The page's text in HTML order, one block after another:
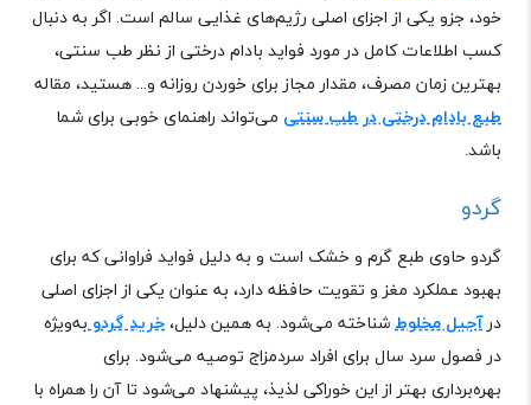
خود، جزو یکی از اجزای اصلی رژیم‌های غذایی سالم است. اگر به دنبال
کسب اطلاعات کامل در مورد فواید بادام درختی از نظر طب سنتی،
بهترین زمان مصرف، مقدار مجاز برای خوردن روزانه و... هستید، مقاله‌
طبع بادام درختی در طب سنتی می‌تواند راهنمای خوبی برای شما
باشد.
گردو
گردو حاوی طبع گرم و خشک است و به دلیل فواید فراوانی که برای
بهبود عملکرد مغز و تقویت حافظه دارد، به عنوان یکی از اجزای اصلی
درآجیل مخلوطشناخته می‌شود. به همین دلیل،خرید گردوبه‌ویژه
در فصول سرد سال برای افراد سردمزاج توصیه می‌شود. برای
بهره‌برداری بهتر از این خوراکی لذیذ، پیشنهاد می‌شود تا آن را همراه با